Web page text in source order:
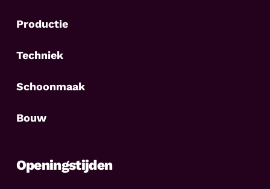
Productie
Techniek
Schoonmaak
Bouw
Openingstijden